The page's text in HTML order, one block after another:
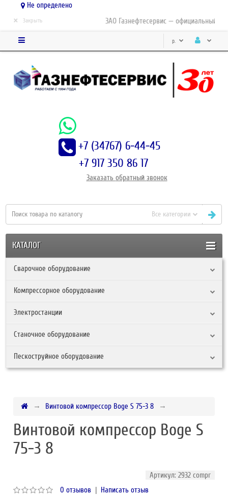
Не определено
ЗАО Газнефтесервис — официальный
× Закрыть
р.
+7 (34767) 6-44-45
+7 917 350 86 17
Заказать обратный звонок
Все категории
КАТАЛОГ
Сварочное оборудование
Компрессорное оборудование
Электростанции
Станочное оборудование
Пескоструйное оборудование
Винтовой компрессор Boge S 75-3 8
Винтовой компрессор Boge S
75-3 8
Артикул: 2932 compr
0 отзывов | Написать отзыв